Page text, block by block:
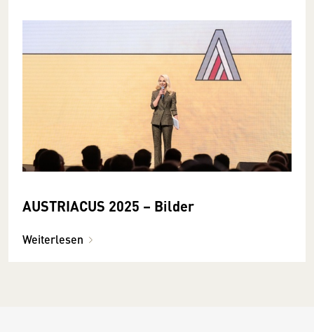
AUSTRIACUS 2025 – Bilder
Weiterlesen